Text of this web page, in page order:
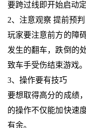
要跨过线即开始启动定
2、注意观察 提前预判
玩家要注意前方的障
发生的翻车，跌倒的
致车手受伤结束游戏。
3、操作要有技巧
要想取得高分的成绩
的操作不仅能加快速
有余。